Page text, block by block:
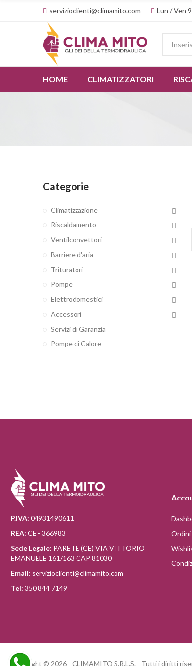
servizioclienti@climamito.com Lun / Ven
HOME CLIMATIZZATORI
Categorie
Climatizzazione
Riscaldamento
Ventilconvettori
Barriere d'aria
Trituratori
Pompe
Elettrodomestici
Accessori
Servizi di Garanzia
Pompe di Calore
P.IVA: 04931490611
REA: CE - 366983
Sede Legale: PARETE (CE) VIA VITTORIO
EMANUELE 161/163 CAP 81030
Email: servizioclienti@climamito.com
Tel: 350 844 7149
Ordini
Copyright © 2026 - CLIMAMITO S.R.L.S. - Tutti i diritti